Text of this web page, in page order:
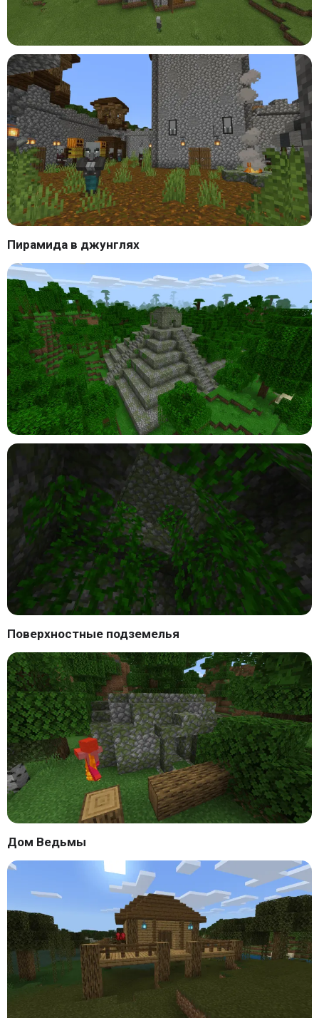
Пирамида в джунглях
Поверхностные подземелья
Дом Ведьмы